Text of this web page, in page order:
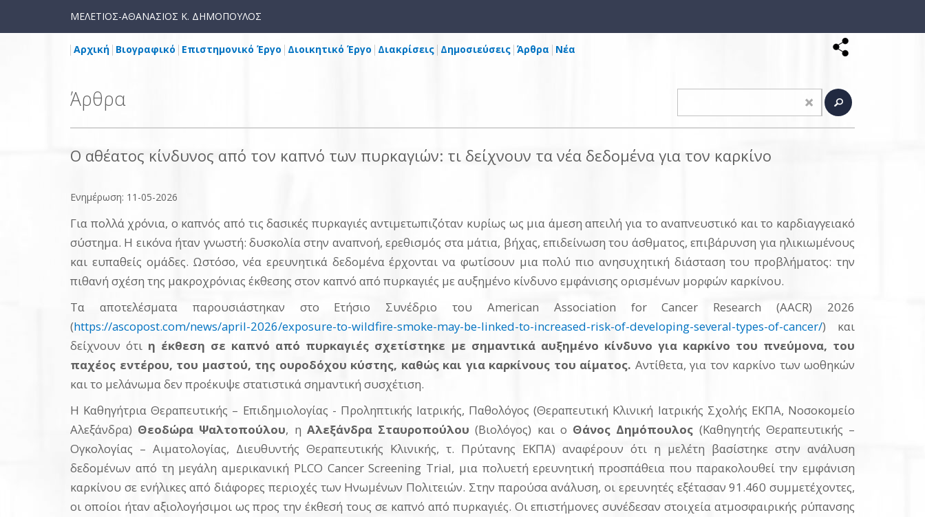
ΜΕΛΕΤΙΟΣ-ΑΘΑΝΑΣΙΟΣ Κ. ΔΗΜΟΠΟΥΛΟΣ
Αρχική Βιογραφικό Επιστημονικό Έργο Διοικητικό Έργο Διακρίσεις Δημοσιεύσεις Άρθρα Νέα
Άρθρα
Ο αθέατος κίνδυνος από τον καπνό των πυρκαγιών: τι δείχνουν τα νέα δεδομένα για τον καρκίνο
Ενημέρωση: 11-05-2026
Για πολλά χρόνια, ο καπνός από τις δασικές πυρκαγιές αντιμετωπιζόταν κυρίως ως μια άμεση απειλή για το αναπνευστικό και το καρδιαγγειακό
σύστημα. Η εικόνα ήταν γνωστή: δυσκολία στην αναπνοή, ερεθισμός στα μάτια, βήχας, επιδείνωση του άσθματος, επιβάρυνση για ηλικιωμένους
και ευπαθείς ομάδες. Ωστόσο, νέα ερευνητικά δεδομένα έρχονται να φωτίσουν μια πολύ πιο ανησυχητική διάσταση του προβλήματος: την
πιθανή σχέση της μακροχρόνιας έκθεσης στον καπνό από πυρκαγιές με αυξημένο κίνδυνο εμφάνισης ορισμένων μορφών καρκίνου.
Τα αποτελέσματα παρουσιάστηκαν στο Ετήσιο Συνέδριο του American Association for Cancer Research (AACR) 2026
(https://ascopost.com/news/april-2026/exposure-to-wildfire-smoke-may-be-linked-to-increased-risk-of-developing-several-types-of-cancer/) και
δείχνουν ότι η έκθεση σε καπνό από πυρκαγιές σχετίστηκε με σημαντικά αυξημένο κίνδυνο για καρκίνο του πνεύμονα, του
παχέος εντέρου, του μαστού, της ουροδόχου κύστης, καθώς και για καρκίνους του αίματος. Αντίθετα, για τον καρκίνο των ωοθηκών
και το μελάνωμα δεν προέκυψε στατιστικά σημαντική συσχέτιση.
Η Καθηγήτρια Θεραπευτικής – Επιδημιολογίας - Προληπτικής Ιατρικής, Παθολόγος (Θεραπευτική Κλινική Ιατρικής Σχολής ΕΚΠΑ, Νοσοκομείο
Αλεξάνδρα) Θεοδώρα Ψαλτοπούλου, η Αλεξάνδρα Σταυροπούλου (Βιολόγος) και ο Θάνος Δημόπουλος (Καθηγητής Θεραπευτικής –
Ογκολογίας – Αιματολογίας, Διευθυντής Θεραπευτικής Κλινικής, τ. Πρύτανης ΕΚΠΑ) αναφέρουν ότι η μελέτη βασίστηκε στην ανάλυση
δεδομένων από τη μεγάλη αμερικανική PLCO Cancer Screening Trial, μια πολυετή ερευνητική προσπάθεια που παρακολουθεί την εμφάνιση
καρκίνου σε ενήλικες από διάφορες περιοχές των Ηνωμένων Πολιτειών. Στην παρούσα ανάλυση, οι ερευνητές εξέτασαν 91.460 συμμετέχοντες,
οι οποίοι ήταν αξιολογήσιμοι ως προς την έκθεσή τους σε καπνό από πυρκαγιές. Οι επιστήμονες συνέδεσαν στοιχεία ατμοσφαιρικής ρύπανσης